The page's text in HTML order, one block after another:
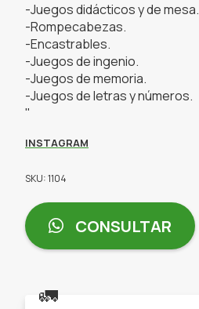
-Juegos didácticos y de mesa.
-Rompecabezas.
-Encastrables.
-Juegos de ingenio.
-Juegos de memoria.
-Juegos de letras y números.
"
INSTAGRAM
SKU: 1104
CONSULTAR
🚛